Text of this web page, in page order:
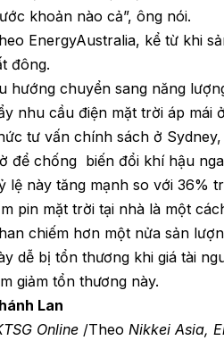
khoản nào cả”, ông nói.
EnergyAustralia, kể từ khi
đông.
hướng chuyển sang năng
nhu cầu điện mặt trời áp mái
tư vấn chính sách ở
để chống biến đổi khí hậu
lệ này tăng mạnh so với 36%
pin mặt trời tại nhà là một
chiếm hơn một nửa sản
dễ bị tổn thương khi giá tài
giảm tổn thương này.
Lan
Online /Theo Nikkei Asia,